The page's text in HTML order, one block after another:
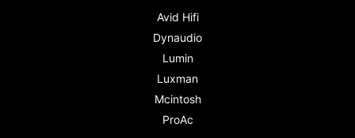
Avid Hifi
Dynaudio
Lumin
Luxman
Mcintosh
ProAc